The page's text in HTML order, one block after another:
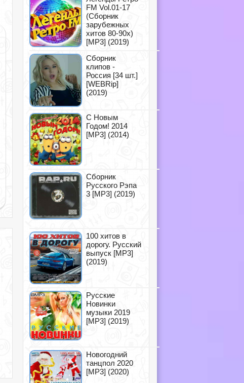
FM Vol.01-17
(Сборник
зарубежных
хитов 80-90х)
[MP3] (2019)
Сборник
клипов -
Россия [34 шт.]
[WEBRip]
(2019)
С Новым
Годом! 2014
[MP3] (2014)
Сборник
Русского Рэпа
3 [MP3] (2019)
100 хитов в
дорогу. Русский
выпуск [MP3]
(2019)
Русские
Новинки
музыки 2019
[MP3] (2019)
Новогодний
танцпол 2020
[MP3] (2020)